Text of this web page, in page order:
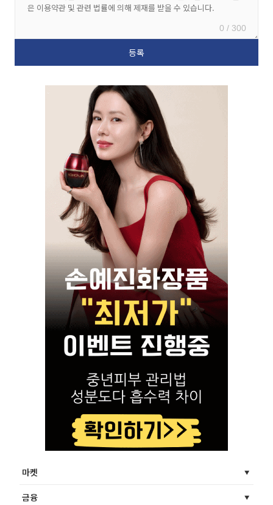
0 / 300
마켓
금융